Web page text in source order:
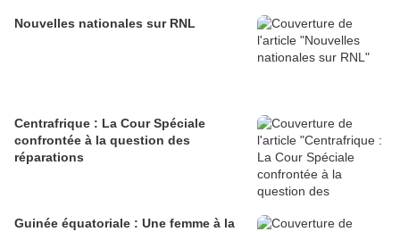
Nouvelles nationales sur RNL
Centrafrique : La Cour Spéciale
confrontée à la question des
réparations
Guinée équatoriale : Une femme à la